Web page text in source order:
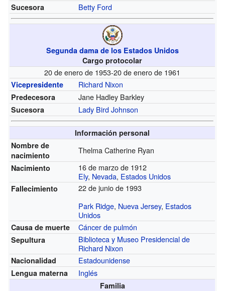
Sucesora Betty Ford
Segunda dama de los Estados Unidos
Cargo protocolar
20 de enero de 1953-20 de enero de 1961
Vicepresidente Richard Nixon
Predecesora Jane Hadley Barkley
Sucesora Lady Bird Johnson
Información personal
Nombre de
nacimiento
Thelma Catherine Ryan
Nacimiento
16 de marzo de 1912
Ely, Nevada, Estados Unidos
Fallecimiento
22 de junio de 1993
Park Ridge, Nueva Jersey, Estados
Unidos
Causa de muerte Cáncer de pulmón
Sepultura
Biblioteca y Museo Presidencial de
Richard Nixon
Nacionalidad Estadounidense
Lengua materna Inglés
Familia